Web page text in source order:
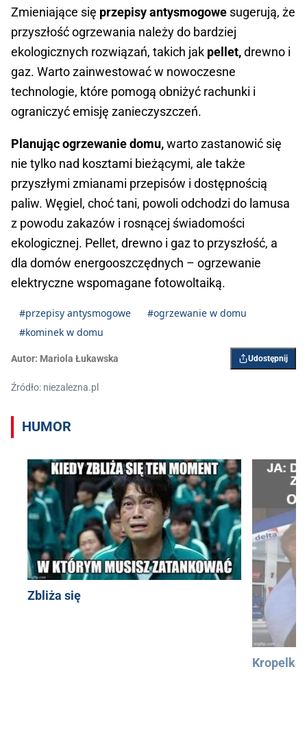
Zmieniające się przepisy antysmogowe sugerują, że
przyszłość ogrzewania należy do bardziej
ekologicznych rozwiązań, takich jak pellet,drewno i
gaz. Warto zainwestować w nowoczesne
technologie, które pomogą obniżyć rachunki i
ograniczyć emisję zanieczyszczeń.
Planując ogrzewanie domu,warto zastanowić się
nie tylko nad kosztami bieżącymi, ale także
przyszłymi zmianami przepisów i dostępnością
paliw. Węgiel, choć tani, powoli odchodzi do lamusa
z powodu zakazów i rosnącej świadomości
ekologicznej. Pellet, drewno i gaz to przyszłość, a
dla domów energooszczędnych – ogrzewanie
elektryczne wspomagane fotowoltaiką.
#przepisy antysmogowe
#ogrzewanie w domu
#kominek w domu
Autor: Mariola Łukawska Udostępnij
Źródło: niezalezna.pl
HUMOR
Zbliża się
Kropelka